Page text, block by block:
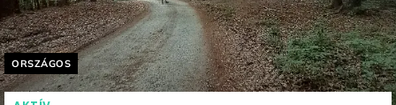
Helyszín címkék:
ORSZÁGOS